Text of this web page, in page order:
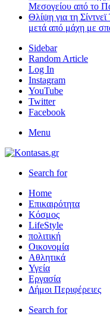
Μεσογείου από το
Θλίψη για τη
μετά από μάχη με
Sidebar
Random Article
Log In
Instagram
YouTube
Twitter
Facebook
Menu
Search for
Home
Επικαιρότητα
Κόσμος
LifeStyle
πολιτική
Οικονομία
Αθλητικά
Υγεία
Εργασία
Δήμοι Περιφέρειες
Search for